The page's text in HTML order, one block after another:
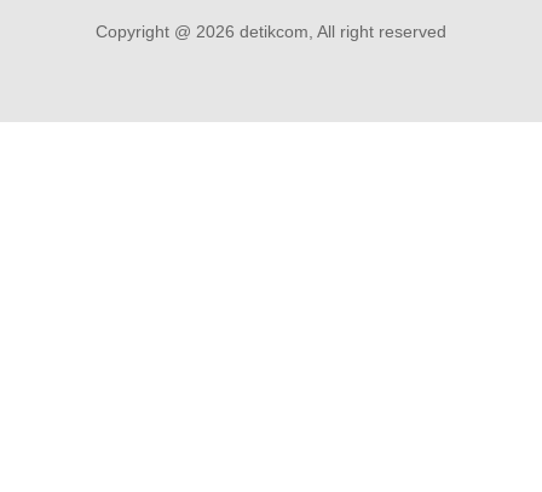
Copyright @ 2026 detikcom, All right reserved